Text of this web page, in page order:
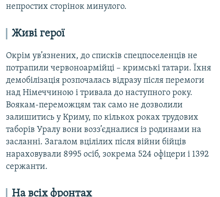
непростих сторінок минулого.
Живі герої
Окрім ув’язнених, до списків спецпоселенців не
потрапили червоноармійці – кримські татари. Їхня
демобілізація розпочалась відразу після перемоги
над Німеччиною і тривала до наступного року.
Воякам-переможцям так само не дозволили
залишитись у Криму, по кількох роках трудових
таборів Уралу вони возз’єдналися із родинами на
засланні. Загалом вцілілих після війни бійців
нараховували 8995 осіб, зокрема 524 офіцери і 1392
сержанти.
На всіх фронтах